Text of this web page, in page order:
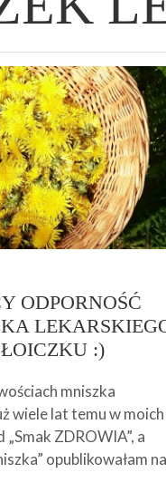
DROŻDŻOWA –
DO SIŁY I
Z BURAKÓW
KREW I
DOBREGO
ODPORNOŚĆ
:)
mniszka
wiele lat temu w moich
ZDROWIA”, a
opublikowałam na